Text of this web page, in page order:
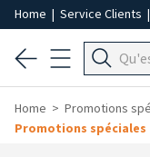
Home | Service Clients |
Home
Promotions
Promotions spéciales